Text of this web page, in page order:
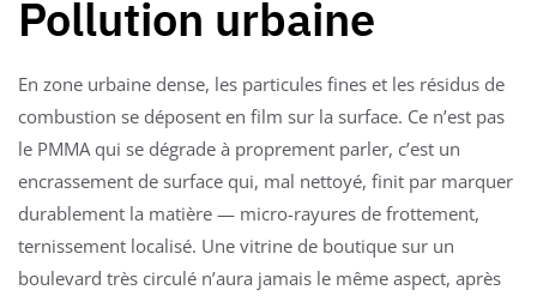
Pollution urbaine
En zone urbaine dense, les particules fines et les résidus de
combustion se déposent en film sur la surface. Ce n’est pas
le PMMA qui se dégrade à proprement parler, c’est un
encrassement de surface qui, mal nettoyé, finit par marquer
durablement la matière — micro-rayures de frottement,
ternissement localisé. Une vitrine de boutique sur un
boulevard très circulé n’aura jamais le même aspect, après